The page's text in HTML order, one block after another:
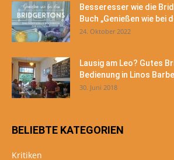
Besseresser wie die
Buch „Genießen wie bei
24. Oktober 2022
Lausig am Leo? Gutes
Bedienung in Linos
30. Juni 2018
BELIEBTE KATEGORIEN
Kritiken